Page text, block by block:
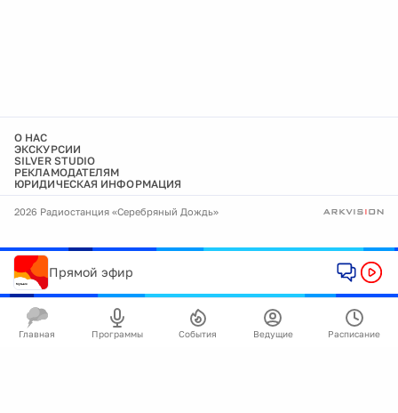
О НАС
ЭКСКУРСИИ
SILVER STUDIO
РЕКЛАМОДАТЕЛЯМ
ЮРИДИЧЕСКАЯ ИНФОРМАЦИЯ
2026 Радиостанция «Серебряный Дождь»
Прямой эфир
Главная Программы События Ведущие Расписание